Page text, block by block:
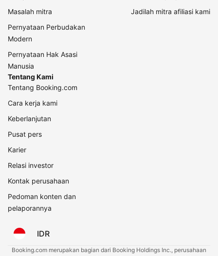
Masalah mitra
Pernyataan Perbudakan
Modern
Pernyataan Hak Asasi
Manusia
Jadilah mitra afiliasi kami
Tentang Kami
Tentang Booking.com
Cara kerja kami
Keberlanjutan
Pusat pers
Karier
Relasi investor
Kontak perusahaan
Pedoman konten dan
pelaporannya
IDR
Booking.com merupakan bagian dari Booking Holdings Inc., perusahaan